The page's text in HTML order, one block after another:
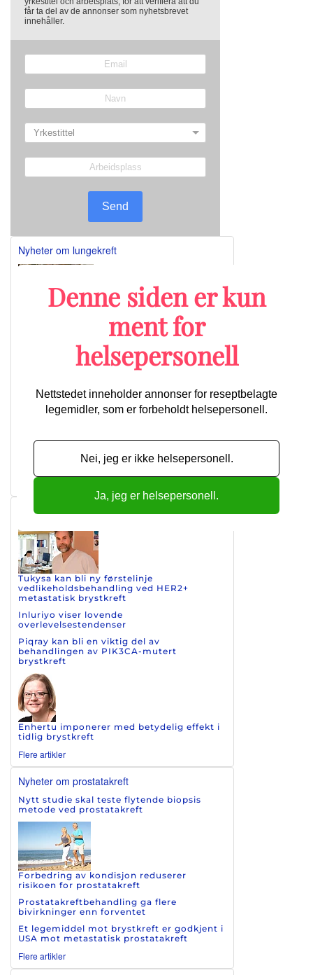
får ta del av de annonser som nyhetsbrevet
innehåller.
Send
Nyheter om lungekreft
Lengre ventet godkjenning: Nå kan
Retsevmo brukes til behandling av tre
forskjellige kreftformer
Ny lungekreftstudie har tatt i bruk av
registerdata
mot c-MET-overuttrykkende NSCLC
Nye data favoriserer den laveste dosen av
Enhertu ved metastatisk NSCLC
Flere artikler
Nyheter om brystkreft
Tukysa kan bli ny førstelinje
vedlikeholdsbehandling ved HER2+
metastatisk brystkreft
Inluriyo viser lovende
overlevelsestendenser
Piqray kan bli en viktig del av
behandlingen av PIK3CA-mutert
brystkreft
Enhertu imponerer med betydelig effekt i
tidlig brystkreft
Flere artikler
Nyheter om prostatakreft
Nytt studie skal teste flytende biopsis
metode ved prostatakreft
Forbedring av kondisjon reduserer
risikoen for prostatakreft
Prostatakreftbehandling ga flere
bivirkninger enn forventet
Et legemiddel mot brystkreft er godkjent i
USA mot metastatisk prostatakreft
Flere artikler
Denne siden er kun
ment for
helsepersonell
Nettstedet inneholder annonser for reseptbelagte
legemidler, som er forbeholdt helsepersonell.
Nei, jeg er ikke helsepersonell.
Ja, jeg er helsepersonell.